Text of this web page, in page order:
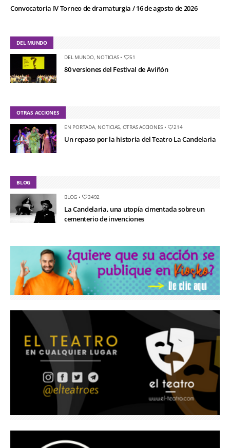
Convocatoria IV Torneo de dramaturgia / 16 de agosto de 2026
DEL MUNDO
DEL MUNDO, NOTICIAS• 51
80 versiones del Festival de Aviñón
OTRAS ACCIONES
EN PORTADA, NOTICIAS OTRAS ACCIONES • 214
Un repaso por la historia del Teatro La Candelaria
BLOG
BLOG • 3492
La Candelaria, una utopía cimentada sobre un
cementerio de invenciones